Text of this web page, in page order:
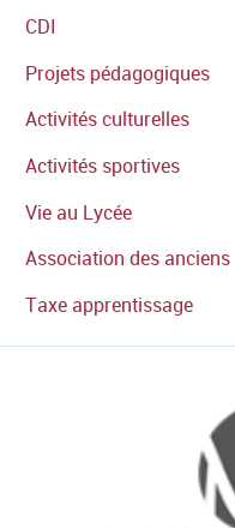
CDI
Projets pédagogiques
Activités culturelles
Activités sportives
Vie au Lycée
Association des anciens
Taxe apprentissage